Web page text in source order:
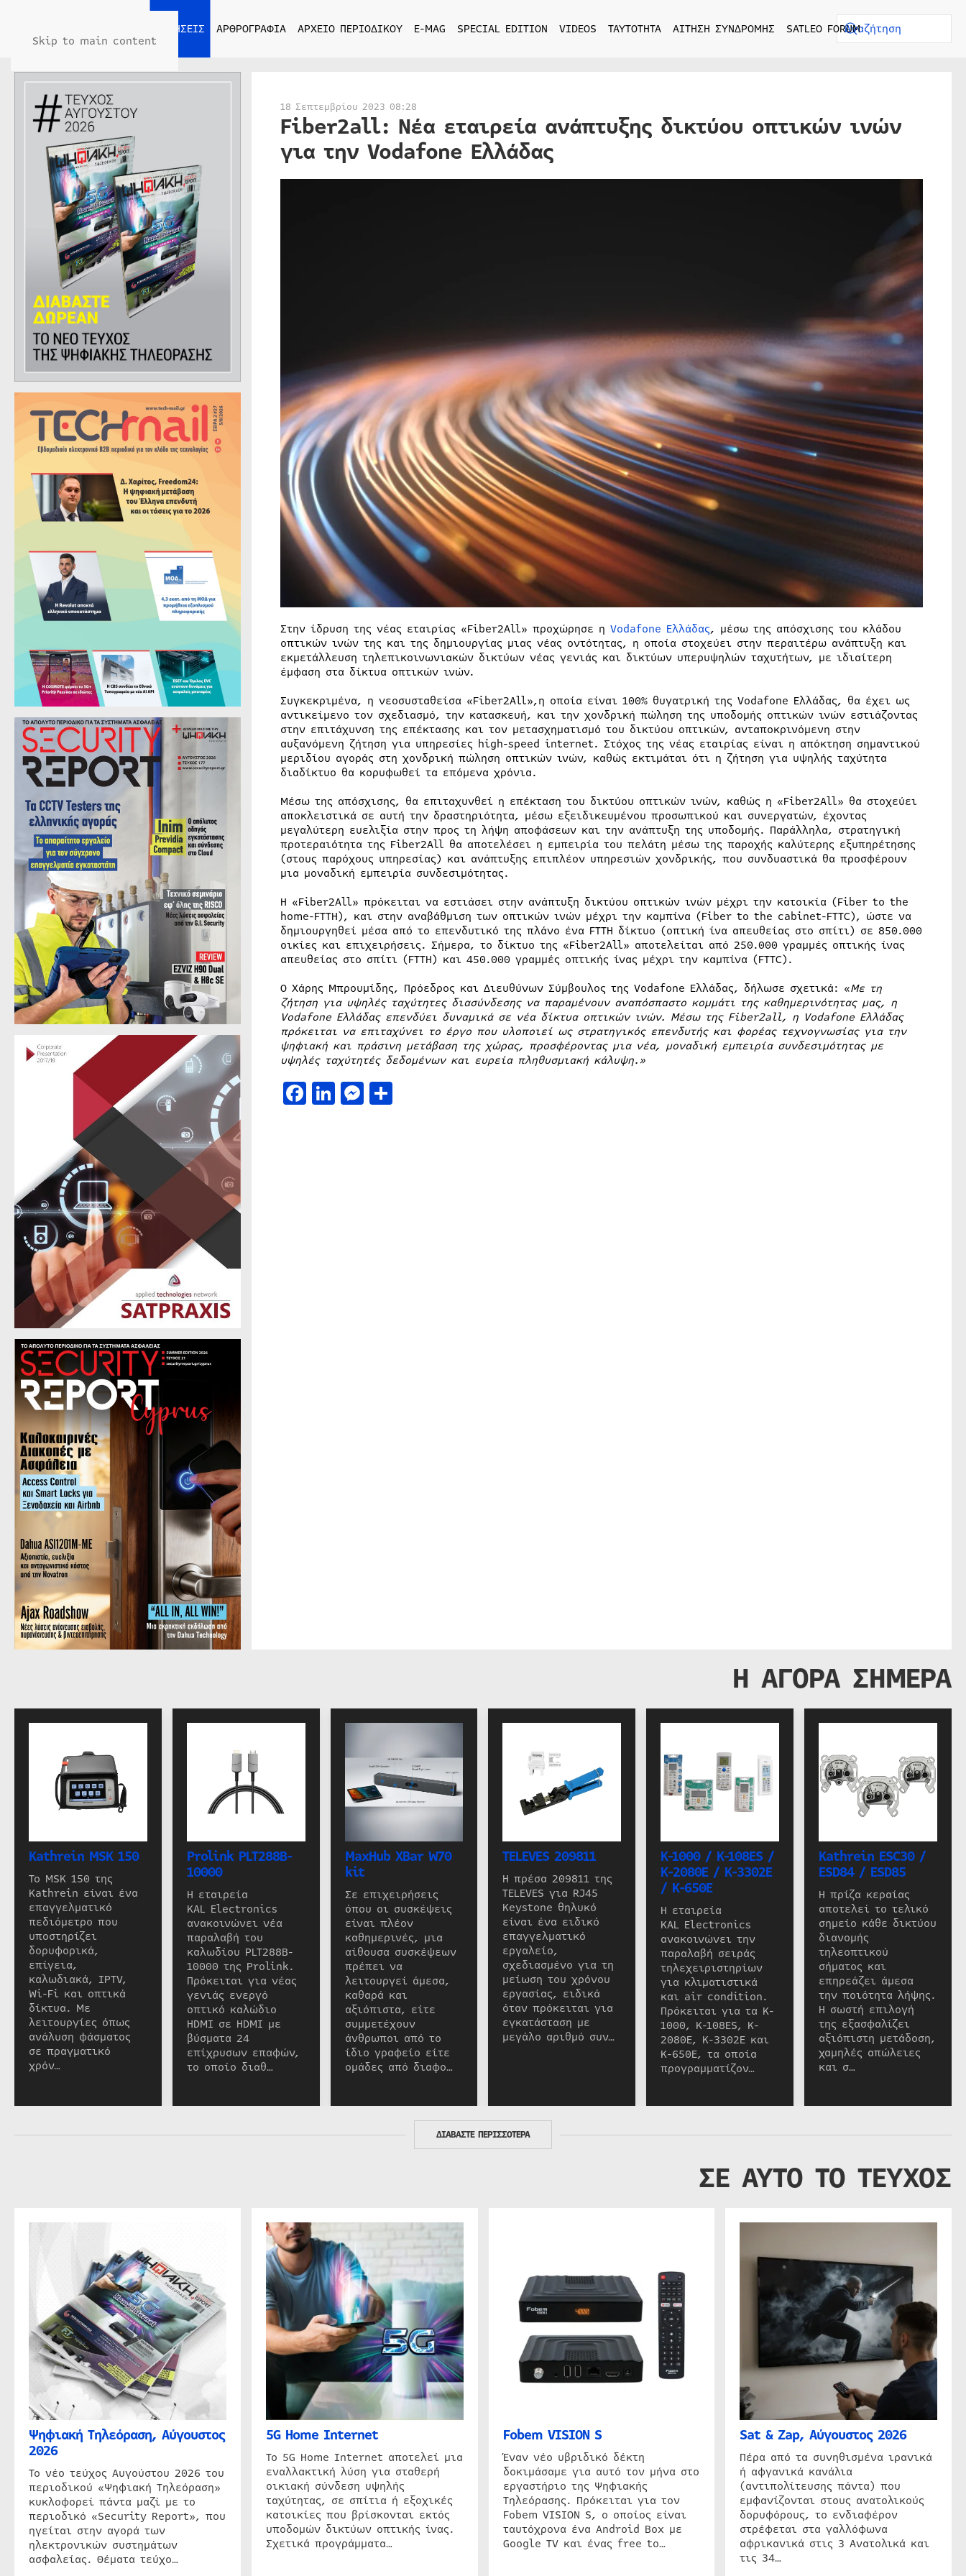
Skip to main content
ΕΙΔΗΣΕΙΣ ΑΡΘΡΟΓΡΑΦΙΑ ΑΡΧΕΙΟ ΠΕΡΙΟΔΙΚΟΥ E-MAG SPECIAL EDITION VIDEOS ΤΑΥΤΟΤΗΤΑ ΑΙΤΗΣΗ ΣΥΝΔΡΟΜΗΣ SATLEO FORUM
18 Σεπτεμβρίου 2023 08:28
Fiber2all: Νέα εταιρεία ανάπτυξης δικτύου οπτικών ινών
για την Vodafone Ελλάδας
Στην ίδρυση της νέας εταιρίας «Fiber2All» προχώρησε η Vodafone Ελλάδας, μέσω της απόσχισης του κλάδου
οπτικών ινών της και της δημιουργίας μιας νέας οντότητας, η οποία στοχεύει στην περαιτέρω ανάπτυξη και
εκμετάλλευση τηλεπικοινωνιακών δικτύων νέας γενιάς και δικτύων υπερυψηλών ταχυτήτων, με ιδιαίτερη
έμφαση στα δίκτυα οπτικών ινών.
Συγκεκριμένα, η νεοσυσταθείσα «Fiber2All»,η οποία είναι 100% θυγατρική της Vodafone Ελλάδας, θα έχει ως
αντικείμενο τον σχεδιασμό, την κατασκευή, και την χονδρική πώληση της υποδομής οπτικών ινών εστιάζοντας
στην επιτάχυνση της επέκτασης και τον μετασχηματισμό του δικτύου οπτικών, ανταποκρινόμενη στην
αυξανόμενη ζήτηση για υπηρεσίες high-speed internet. Στόχος της νέας εταιρίας είναι η απόκτηση σημαντικού
μεριδίου αγοράς στη χονδρική πώληση οπτικών ινών, καθώς εκτιμάται ότι η ζήτηση για υψηλής ταχύτητα
διαδίκτυο θα κορυφωθεί τα επόμενα χρόνια.
Μέσω της απόσχισης, θα επιταχυνθεί η επέκταση του δικτύου οπτικών ινών, καθώς η «Fiber2All» θα στοχεύει
αποκλειστικά σε αυτή την δραστηριότητα, μέσω εξειδικευμένου προσωπικού και συνεργατών, έχοντας
μεγαλύτερη ευελιξία στην προς τη λήψη αποφάσεων και την ανάπτυξη της υποδομής. Παράλληλα, στρατηγική
προτεραιότητα της Fiber2All θα αποτελέσει η εμπειρία του πελάτη μέσω της παροχής καλύτερης εξυπηρέτησης
(στους παρόχους υπηρεσίας) και ανάπτυξης επιπλέον υπηρεσιών χονδρικής, που συνδυαστικά θα προσφέρουν
μια μοναδική εμπειρία συνδεσιμότητας.
Η «Fiber2All» πρόκειται να εστιάσει στην ανάπτυξη δικτύου οπτικών ινών μέχρι την κατοικία (Fiber to the
home-FTTH), και στην αναβάθμιση των οπτικών ινών μέχρι την καμπίνα (Fiber to the cabinet-FTTC), ώστε να
δημιουργηθεί μέσα από το επενδυτικό της πλάνο ένα FTTH δίκτυο (οπτική ίνα απευθείας στο σπίτι) σε 850.000
οικίες και επιχειρήσεις. Σήμερα, το δίκτυο της «Fiber2All» αποτελείται από 250.000 γραμμές οπτικής ίνας
απευθείας στο σπίτι (FTTH) και 450.000 γραμμές οπτικής ίνας μέχρι την καμπίνα (FTTC).
Ο Χάρης Μπρουμίδης, Πρόεδρος και Διευθύνων Σύμβουλος της Vodafone Ελλάδας, δήλωσε σχετικά: «Με τη
ζήτηση για υψηλές ταχύτητες διασύνδεσης να παραμένουν αναπόσπαστο κομμάτι της καθημερινότητας μας, η
Vodafone Ελλάδας επενδύει δυναμικά σε νέα δίκτυα οπτικών ινών. Μέσω της Fiber2all, η VodafoneΕλλάδας
πρόκειται να επιταχύνει το έργο που υλοποιεί ως στρατηγικός επενδυτής και φορέας τεχνογνωσίας για την
ψηφιακή και πράσινη μετάβαση της χώρας, προσφέροντας μια νέα, μοναδική εμπειρία συνδεσιμότητας με
υψηλές ταχύτητές δεδομένων και ευρεία πληθυσμιακή κάλυψη.»
Facebook
LinkedIn
Messenger
Μοιραστείτε
Η ΑΓΟΡΑ ΣΗΜΕΡΑ
Kathrein MSK 150
Το MSK 150 της
Kathrein είναι ένα
επαγγελματικό
πεδιόμετρο που
υποστηρίζει
δορυφορικά,
επίγεια,
καλωδιακά, IPTV,
Wi-Fi και οπτικά
δίκτυα. Με
λειτουργίες όπως
ανάλυση φάσματος
σε πραγματικό
χρόν…
Prolink PLT288B-
10000
Η εταιρεία
KAL Electronics
ανακοινώνει νέα
παραλαβή του
καλωδίου PLT288B-
10000 της Prolink.
Πρόκειται για νέας
γενιάς ενεργό
οπτικό καλώδιο
HDMI σε HDMI με
βύσματα 24
επίχρυσων επαφών,
το οποίο διαθ…
MaxHub XBar W70
kit
Σε επιχειρήσεις
όπου οι συσκέψεις
είναι πλέον
καθημερινές, μια
αίθουσα συσκέψεων
πρέπει να
λειτουργεί άμεσα,
καθαρά και
αξιόπιστα, είτε
συμμετέχουν
άνθρωποι από το
ίδιο γραφείο είτε
ομάδες από διαφο…
TELEVES 209811
Η πρέσα 209811 της
TELEVES για RJ45
Keystone θηλυκό
είναι ένα ειδικό
επαγγελματικό
εργαλείο,
σχεδιασμένο για τη
μείωση του χρόνου
εργασίας, ειδικά
όταν πρόκειται για
εγκατάσταση με
μεγάλο αριθμό συν…
K-1000 / K-108ES /
K-2080E / K-3302E
/ K-650E
Η εταιρεία
KAL Electronics
ανακοινώνει την
παραλαβή σειράς
τηλεχειριστηρίων
για κλιματιστικά
και air condition.
Πρόκειται για τα K-
1000, K-108ES, K-
2080E, K-3302E και
K-650E, τα οποία
προγραμματίζον…
Kathrein ESC30 /
ESD84 / ESD85
Η πρίζα κεραίας
αποτελεί το τελικό
σημείο κάθε δικτύου
διανομής
τηλεοπτικού
σήματος και
επηρεάζει άμεσα
την ποιότητα λήψης.
Η σωστή επιλογή
της εξασφαλίζει
αξιόπιστη μετάδοση,
χαμηλές απώλειες
και σ…
ΔΙΑΒΑΣΤΕ ΠΕΡΙΣΣΟΤΕΡΑ
ΣΕ ΑΥΤΟ ΤΟ ΤΕΥΧΟΣ
Ψηφιακή Τηλεόραση, Αύγουστος
2026
Το νέο τεύχος Αυγούστου 2026 του
περιοδικού «Ψηφιακή Τηλεόραση»
κυκλοφορεί πάντα μαζί με το
περιοδικό «Security Report», που
ηγείται στην αγορά των
ηλεκτρονικών συστημάτων
ασφαλείας. Θέματα τεύχο…
5G Home Internet
Το 5G Home Internet αποτελεί μια
εναλλακτική λύση για σταθερή
οικιακή σύνδεση υψηλής
ταχύτητας, σε σπίτια ή εξοχικές
κατοικίες που βρίσκονται εκτός
υποδομών δικτύων οπτικής ίνας.
Σχετικά προγράμματα…
Fobem VISION S
Έναν νέο υβριδικό δέκτη
δοκιμάσαμε για αυτό τον μήνα στο
εργαστήριο της Ψηφιακής
Τηλεόρασης. Πρόκειται για τον
Fobem VISION S, ο οποίος είναι
ταυτόχρονα ένα Android Box με
Google TV και ένας free to…
Sat & Zap, Αύγουστος 2026
Πέρα από τα συνηθισμένα ιρανικά
ή αφγανικά κανάλια
(αντιπολίτευσης πάντα) που
εμφανίζονται στους ανατολικούς
δορυφόρους, το ενδιαφέρον
στρέφεται στα γαλλόφωνα
αφρικανικά στις 3 Ανατολικά και
τις 34…